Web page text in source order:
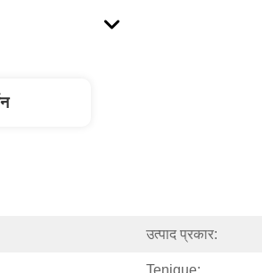
उत्पाद प्रकार:
Tenique: